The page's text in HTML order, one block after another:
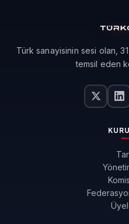
Türk sanayisinin sesi olan,
temsil eden